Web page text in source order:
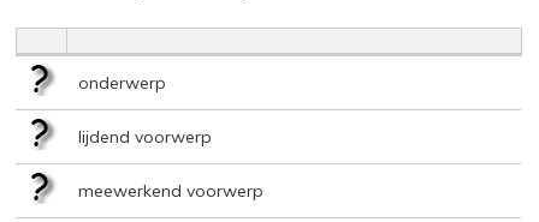
onderwerp
lijdend voorwerp
meewerkend voorwerp